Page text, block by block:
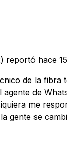
reportó hace
de la fibra
agente de
me
gente se